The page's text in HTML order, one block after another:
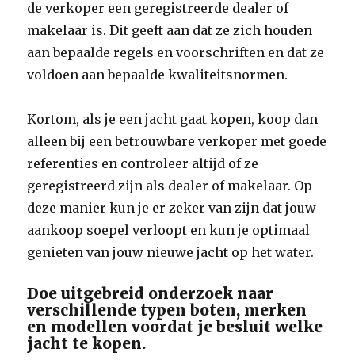
de verkoper een geregistreerde dealer of
makelaar is. Dit geeft aan dat ze zich houden
aan bepaalde regels en voorschriften en dat ze
voldoen aan bepaalde kwaliteitsnormen.
Kortom, als je een jacht gaat kopen, koop dan
alleen bij een betrouwbare verkoper met goede
referenties en controleer altijd of ze
geregistreerd zijn als dealer of makelaar. Op
deze manier kun je er zeker van zijn dat jouw
aankoop soepel verloopt en kun je optimaal
genieten van jouw nieuwe jacht op het water.
Doe uitgebreid onderzoek naar
verschillende typen boten, merken
en modellen voordat je besluit welke
jacht te kopen.